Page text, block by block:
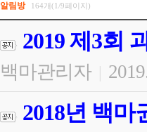
알림방 164개(1/9페이지)
2019 제3회
백마관리자 |
2018년 백마